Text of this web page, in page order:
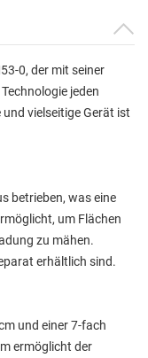
0, der mit seiner
jeden
vielseitige Gerät ist
betrieben, was eine
um Flächen
zu mähen.
erhältlich sind.
und einer 7-fach
ermöglicht der